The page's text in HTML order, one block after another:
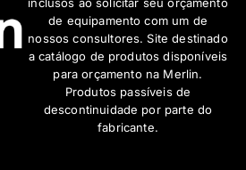
inclusos ao solicitar seu orçamento
de equipamento com um de
nossos consultores. Site destinado
a catálogo de produtos disponíveis
para orçamento na Merlin.
Produtos passíveis de
descontinuidade por parte do
fabricante.